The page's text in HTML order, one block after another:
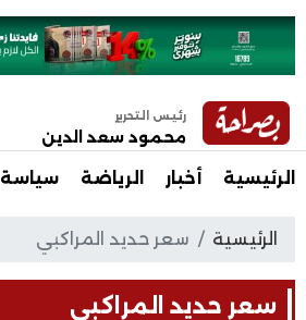
رئيس التحرير
محمود سعد الدين
الرئيسية أخبار الرياضة سياسة
الرئيسية سعر حديد المراكبي
سعر حديد المراكبي